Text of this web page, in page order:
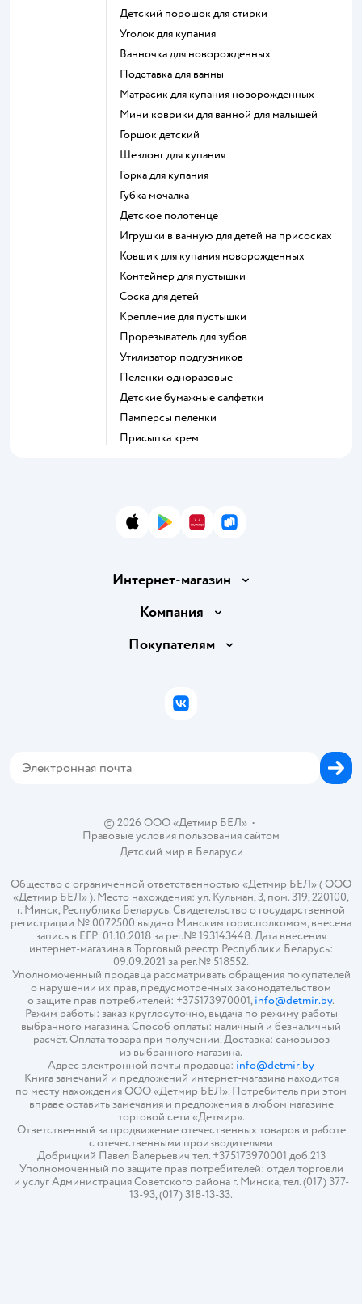
детский порошок для стирки
уголок для купания
ванночка для новорожденных
подставка для ванны
матрасик для купания новорожденных
мини коврики для ванной для малышей
горшок детский
шезлонг для купания
горка для купания
губка мочалка
детское полотенце
игрушки в ванную для детей на присосках
ковшик для купания новорожденных
контейнер для пустышки
соска для детей
крепление для пустышки
прорезыватель для зубов
утилизатор подгузников
пеленки одноразовые
детские бумажные салфетки
памперсы пеленки
присыпка крем
App StoreGoogle Play
AppGallery
RuStore
Интернет-магазин
Доставка и оплата
Правила продажи
Политика использования файлов cookie
Компания
Вакансии
Покупателям
Бонусные карты
© 2026 ООО «Детмир БЕЛ»•
Правовые условия пользования сайтом
Детский мир в Беларуси
Общество с ограниченной ответственностью «Детмир БЕЛ» ( ООО
«Детмир БЕЛ» ). Место нахождения: ул. Кульман, 3, пом. 319, 220100,
г. Минск, Республика Беларусь. Свидетельство о государственной
регистрации № 0072500 выдано Минским горисполкомом, внесена
запись в ЕГР 01.10.2018 за рег.№ 193143448. Дата внесения
интернет-магазина в Торговый реестр Республики Беларусь:
09.09.2021 за рег.№ 518552.
Уполномоченный продавца рассматривать обращения покупателей
о нарушении их прав, предусмотренных законодательством
о защите прав потребителей: +375173970001,info@detmir.by.
Режим работы: заказ круглосуточно, выдача по режиму работы
выбранного магазина. Способ оплаты: наличный и безналичный
расчёт. Оплата товара при получении. Доставка: самовывоз
из выбранного магазина.
Адрес электронной почты продавца: info@detmir.by
Книга замечаний и предложений интернет-магазина находится
по месту нахождения ООО «Детмир БЕЛ». Потребитель при этом
вправе оставить замечания и предложения в любом магазине
торговой сети «Детмир».
Ответственный за продвижение отечественных товаров и работе
с отечественными производителями
Добрицкий Павел Валерьевич тел. +375173970001 доб.213
Уполномоченный по защите прав потребителей: отдел торговли
и услуг Администрация Советского района г. Минска, тел. (017) 377-
13-93, (017) 318-13-33.
ВКонтакте